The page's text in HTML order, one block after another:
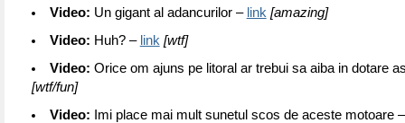
Video: Un gigant al adancurilor – link [amazing]
Video: Huh? – link [wtf]
Video: Orice om ajuns pe litoral ar trebui sa aiba in dotare
[wtf/fun]
Video: Imi place mai mult sunetul scos de aceste motoare